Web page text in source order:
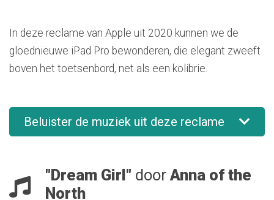
In deze reclame van Apple uit 2020 kunnen we de
gloednieuwe iPad Pro bewonderen, die elegant zweeft
boven het toetsenbord, net als een kolibrie.
Beluister de muziek uit deze reclame
"Dream Girl" doorAnna of the
North